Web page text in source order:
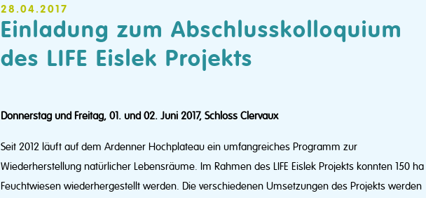
28.04.2017
Einladung zum Abschlusskolloquium
des LIFE Eislek Projekts
Donnerstag und Freitag, 01. und 02. Juni 2017, Schloss Clervaux
Seit 2012 läuft auf dem Ardenner Hochplateau ein umfangreiches Programm zur
Wiederherstellung natürlicher Lebensräume. Im Rahmen des LIFE Eislek Projekts konnten 150 ha
Feuchtwiesen wiederhergestellt werden. Die verschiedenen Umsetzungen des Projekts werden